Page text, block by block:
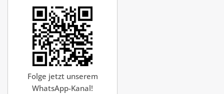
Folge jetzt unserem
WhatsApp-Kanal!